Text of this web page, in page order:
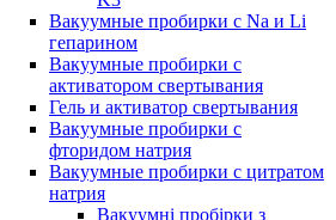
Вакуумные пробирки с Na и Li
гепарином
Вакуумные пробирки с
активатором свертывания
Гель и активатор свертывания
Вакуумные пробирки с
фторидом натрия
Вакуумные пробирки с цитратом
натрия
Вакуумні пробірки з